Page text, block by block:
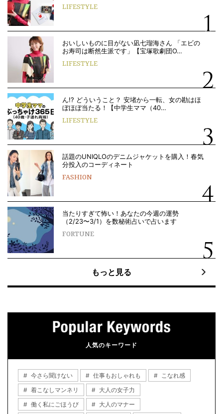
LIFESTYLE
おいしいものに目がない凪七瑠海さん 「エビの
お寿司は断然生派です」【宝塚歌劇団O…
LIFESTYLE
ん!? どういうこと？ 安堵から一転、女の勘はほ
ぼほぼ当たる！【中学生ママ（40…
LIFESTYLE
話題のUNIQLOのデニムジャケットを購入！春気
分投入のコーディネート
FASHION
当たりすぎて怖い！あなたの今週の運勢
（2/23〜3/1）を数秘術占いで占います
FORTUNE
もっと見る
人気のキーワード
今さら聞けない 仕事もおしゃれも
こなれ感
着こなしマンネリ
大人の女子力
働く私にごほうび
大人のマナー